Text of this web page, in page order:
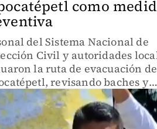
como
del Sistema Nacional de
Civil y autoridades
la ruta de evacuación
revisando baches y
para garantizar su
ante una posible